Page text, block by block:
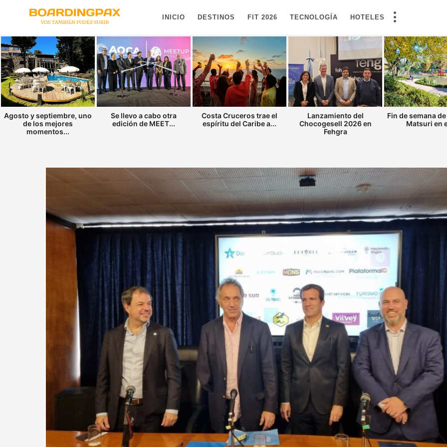
INICIO DESTINOS FIT 2026 TECNOLOGÍA HOTELES
Agosto y septiembre, uno
de los mejores
momentos...
Se llevo a cabo otra
edición de MEET...
Costa Cruceros trae el
espíritu del Caribe a...
Lanzamiento del
Chocogesell 2026 en
Fehgra
Fin de semana
Matsuri en